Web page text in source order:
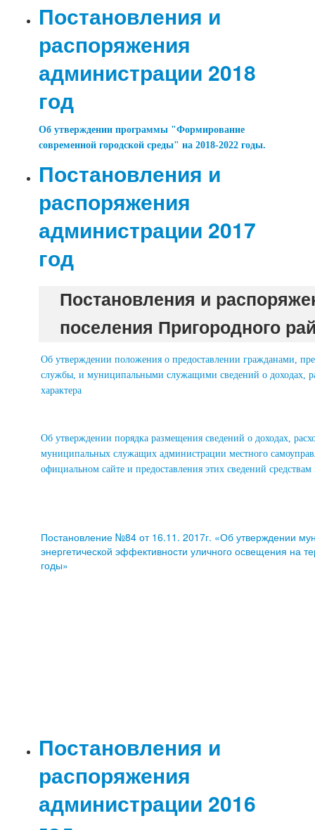
Постановления и
распоряжения
администрации 2018
год
Об утверждении программы "Формирование
современной городской среды" на 2018-2022 годы.
Постановления и
распоряжения
администрации 2017
год
Постановления и
поселения Пригородного
Об утверждении положения о предоставлении гражданами,
службы, и муниципальными служащими сведений о доходах,
характера
Об утверждении порядка размещения сведений о доходах,
муниципальных служащих администрации местного
официальном сайте и предоставления этих сведений
Постановление №84 от 16.11. 2017г. «Об утверждении
энергетической эффективности уличного освещения на
годы»
Постановления и
распоряжения
администрации 2016